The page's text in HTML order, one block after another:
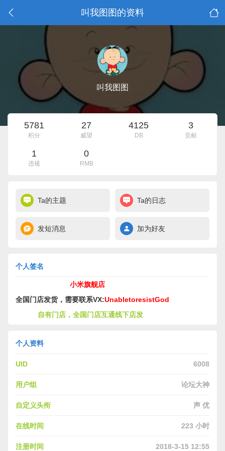
叫我图图的资料
叫我图图
5781
积分
27
威望
4125
DB
3
贡献
1
违规
0
RMB
Ta的主题 Ta的日志
发短消息 加为好友
个人签名
小米旗舰店
全国门店发货，需要联系VX:UnabletoresistGod
自有门店，全国门店互通线下店发
个人资料
UID 6008
用户组 论坛大神
自定义头衔 声 优
在线时间 223 小时
注册时间 2018-3-15 12:55